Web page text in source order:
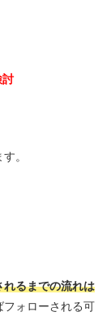
討
。
れるまでの流れは
フォローされる可